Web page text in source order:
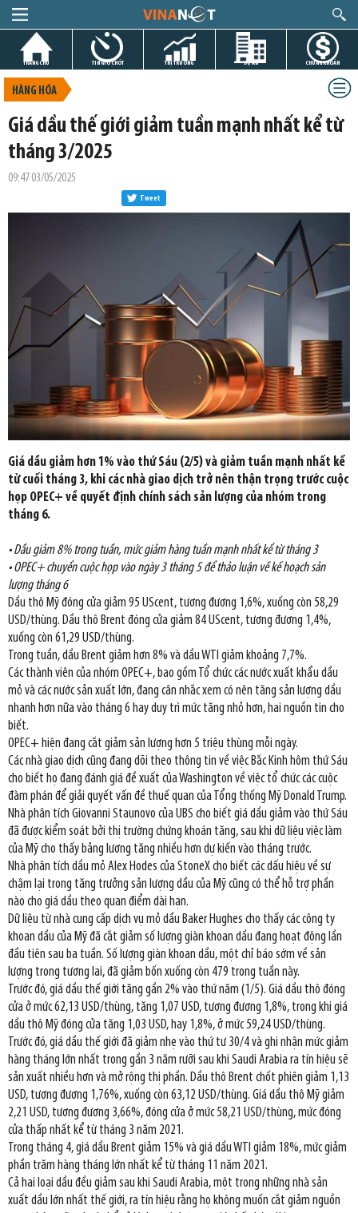
TRANG CHỦ TIN GIỜ CHÓT THỊ TRƯỜNG DỰ ÁN CHỨNG KHOÁN
HÀNG HÓA
Giá dầu thế giới giảm tuần mạnh nhất kể từ
tháng 3/2025
09:47 03/05/2025
Tweet
Giá dầu giảm hơn 1% vào thứ Sáu (2/5) và giảm tuần mạnh nhất kể
từ cuối tháng 3, khi các nhà giao dịch trở nên thận trọng trước cuộc
họp OPEC+ về quyết định chính sách sản lượng của nhóm trong
tháng 6.
• Dầu giảm 8% trong tuần, mức giảm hàng tuần mạnh nhất kể từ tháng 3
• OPEC+ chuyển cuộc họp vào ngày 3 tháng 5 để thảo luận về kế hoạch sản
lượng tháng 6
Dầu thô Mỹ đóng cửa giảm 95 UScent, tương đương 1,6%, xuống còn 58,29
USD/thùng. Dầu thô Brent đóng cửa giảm 84 UScent, tương đương 1,4%,
xuống còn 61,29 USD/thùng.
Trong tuần, dầu Brent giảm hơn 8% và dầu WTI giảm khoảng 7,7%.
Các thành viên của nhóm OPEC+, bao gồm Tổ chức các nước xuất khẩu dầu
mỏ và các nước sản xuất lớn, đang cân nhắc xem có nên tăng sản lượng dầu
nhanh hơn nữa vào tháng 6 hay duy trì mức tăng nhỏ hơn, hai nguồn tin cho
biết.
OPEC+ hiện đang cắt giảm sản lượng hơn 5 triệu thùng mỗi ngày.
Các nhà giao dịch cũng đang dõi theo thông tin về việc Bắc Kinh hôm thứ Sáu
cho biết họ đang đánh giá đề xuất của Washington về việc tổ chức các cuộc
đàm phán để giải quyết vấn đề thuế quan của Tổng thống Mỹ Donald Trump.
Nhà phân tích Giovanni Staunovo của UBS cho biết giá dầu giảm vào thứ Sáu
đã được kiểm soát bởi thị trường chứng khoán tăng, sau khi dữ liệu việc làm
của Mỹ cho thấy bảng lương tăng nhiều hơn dự kiến vào tháng trước.
Nhà phân tích dầu mỏ Alex Hodes của StoneX cho biết các dấu hiệu về sự
chậm lại trong tăng trưởng sản lượng dầu của Mỹ cũng có thể hỗ trợ phần
nào cho giá dầu theo quan điểm dài hạn.
Dữ liệu từ nhà cung cấp dịch vụ mỏ dầu Baker Hughes cho thấy các công ty
khoan dầu của Mỹ đã cắt giảm số lượng giàn khoan dầu đang hoạt động lần
đầu tiên sau ba tuần. Số lượng giàn khoan dầu, một chỉ báo sớm về sản
lượng trong tương lai, đã giảm bốn xuống còn 479 trong tuần này.
Trước đó, giá dầu thế giới tăng gần 2% vào thứ năm (1/5). Giá dầu thô đóng
cửa ở mức 62,13 USD/thùng, tăng 1,07 USD, tương đương 1,8%, trong khi giá
dầu thô Mỹ đóng cửa tăng 1,03 USD, hay 1,8%, ở mức 59,24 USD/thùng.
Trước đó, giá dầu thế giới đã giảm nhẹ vào thứ tư 30/4 và ghi nhận mức giảm
hàng tháng lớn nhất trong gần 3 năm rưỡi sau khi Saudi Arabia ra tín hiệu sẽ
sản xuất nhiều hơn và mở rộng thị phần. Dầu thô Brent chốt phiên giảm 1,13
USD, tương đương 1,76%, xuống còn 63,12 USD/thùng. Giá dầu thô Mỹ giảm
2,21 USD, tương đương 3,66%, đóng cửa ở mức 58,21 USD/thùng, mức đóng
cửa thấp nhất kể từ tháng 3 năm 2021.
Trong tháng 4, giá dầu Brent giảm 15% và giá dầu WTI giảm 18%, mức giảm
phần trăm hàng tháng lớn nhất kể từ tháng 11 năm 2021.
Cả hai loại dầu đều giảm sau khi Saudi Arabia, một trong những nhà sản
xuất dầu lớn nhất thế giới, ra tín hiệu rằng họ không muốn cắt giảm nguồn